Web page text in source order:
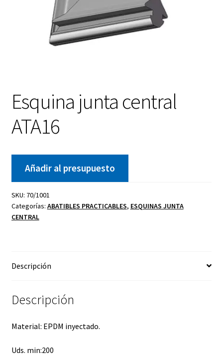
Esquina junta central
ATA16
Añadir al presupuesto
SKU: 70/1001
Categorías: ABATIBLES PRACTICABLES, ESQUINAS JUNTA
CENTRAL
Descripción
Descripción
Material: EPDM inyectado.
Uds. min:200